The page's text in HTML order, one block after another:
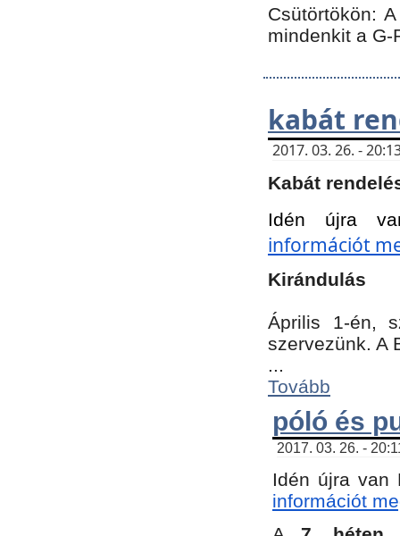
Csütörtökön:A
mindenkit a G-
kabát
2017. 03. 26. -
Kabát
Idén újra
információt
Kirándulás
Április 1-én,
szervezünk. A
...
Tovább
póló és
2017. 03. 26. -
Idén újra van
információt